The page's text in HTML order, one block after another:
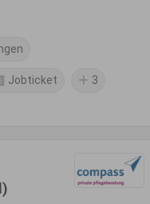
Jobticket 3